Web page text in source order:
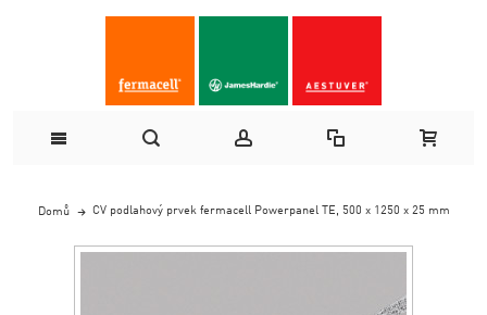
Domů CV podlahový prvek fermacell Powerpanel TE, 500 x 1250 x 25 mm